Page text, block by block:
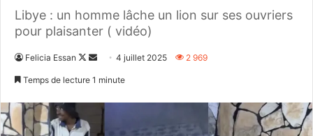
Libye : un homme lâche un lion sur ses ouvriers
pour plaisanter ( vidéo)
Felicia Essan
Follow
Envoyer4 juillet 2025 2 969
Temps de lecture 1 minute